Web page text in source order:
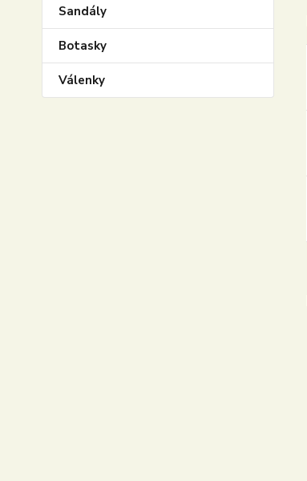
Sandály
Botasky
Válenky